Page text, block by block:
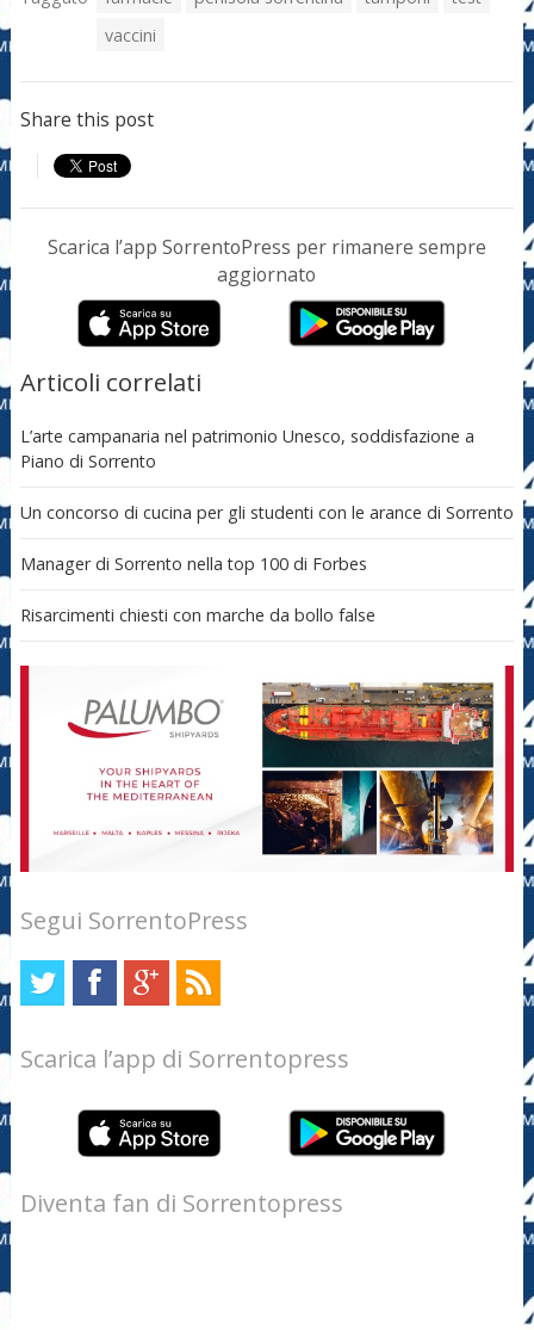
vaccini
Share this post
Scarica l’app SorrentoPress per rimanere sempre
aggiornato
Articoli correlati
L’arte campanaria nel patrimonio Unesco, soddisfazione a
Piano di Sorrento
Un concorso di cucina per gli studenti con le arance di Sorrento
Manager di Sorrento nella top 100 di Forbes
Risarcimenti chiesti con marche da bollo false
Segui SorrentoPress
Scarica l’app di Sorrentopress
Diventa fan di Sorrentopress